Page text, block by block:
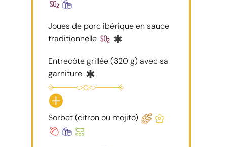
Joues de porc ibérique en sauce
traditionnelle
Entrecôte grillée (320 g) avec sa
garniture
Sorbet (citron ou mojito)